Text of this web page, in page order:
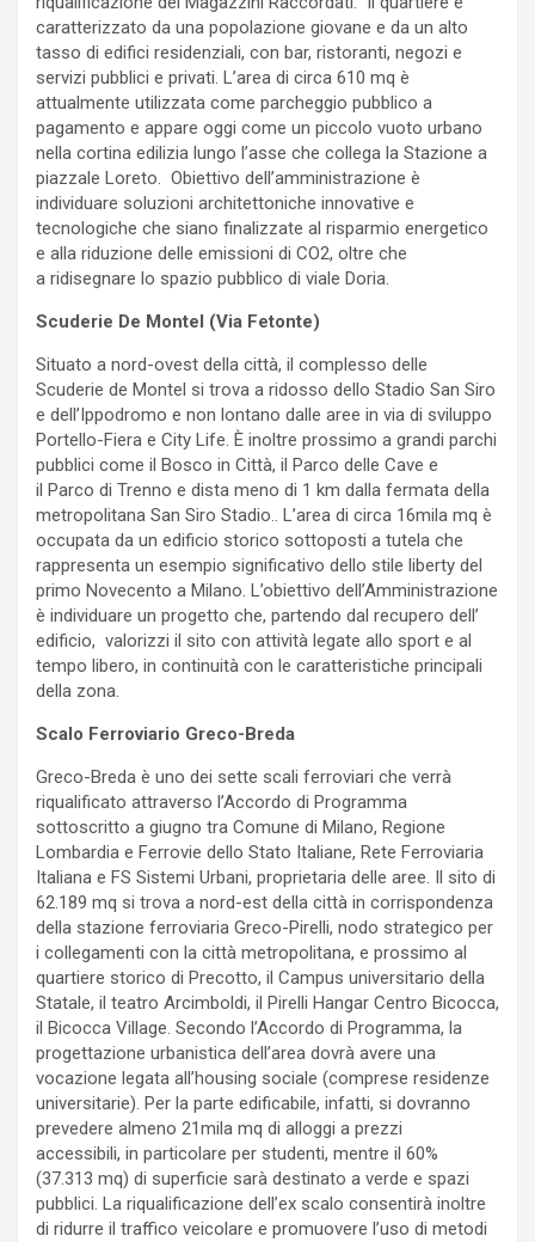
caratterizzato da una popolazione giovane e da un alto
tasso di edifici residenziali, con bar, ristoranti, negozi e
servizi pubblici e privati. L’area di circa 610 mq è
attualmente utilizzata come parcheggio pubblico a
pagamento e appare oggi come un piccolo vuoto urbano
nella cortina edilizia lungo l’asse che collega la Stazione a
piazzale Loreto. Obiettivo dell’amministrazione è
individuare soluzioni architettoniche innovative e
tecnologiche che siano finalizzate al risparmio energetico
e alla riduzione delle emissioni di CO2, oltre che
a ridisegnare lo spazio pubblico di viale Doria.
Scuderie De Montel (Via Fetonte)
Situato a nord-ovest della città, il complesso delle
Scuderie de Montel si trova a ridosso dello Stadio San Siro
e dell’Ippodromo e non lontano dalle aree in via di sviluppo
Portello-Fiera e City Life. È inoltre prossimo a grandi parchi
pubblici come il Bosco in Città, il Parco delle Cave e
il Parco di Trenno e dista meno di 1 km dalla fermata della
metropolitana San Siro Stadio.. L’area di circa 16mila mq è
occupata da un edificio storico sottoposti a tutela che
rappresenta un esempio significativo dello stile liberty del
primo Novecento a Milano. L’obiettivo dell’Amministrazione
è individuare un progetto che, partendo dal recupero dell’
edificio, valorizzi il sito con attività legate allo sport e al
tempo libero, in continuità con le caratteristiche principali
della zona.
Scalo Ferroviario Greco-Breda
Greco-Breda è uno dei sette scali ferroviari che verrà
riqualificato attraverso l’Accordo di Programma
sottoscritto a giugno tra Comune di Milano, Regione
Lombardia e Ferrovie dello Stato Italiane, Rete Ferroviaria
Italiana e FS Sistemi Urbani, proprietaria delle aree. Il sito di
62.189 mq si trova a nord-est della città in corrispondenza
della stazione ferroviaria Greco-Pirelli, nodo strategico per
i collegamenti con la città metropolitana, e prossimo al
quartiere storico di Precotto, il Campus universitario della
Statale, il teatro Arcimboldi, il Pirelli Hangar Centro Bicocca,
il Bicocca Village. Secondo l’Accordo di Programma, la
progettazione urbanistica dell’area dovrà avere una
vocazione legata all’housing sociale (comprese residenze
universitarie). Per la parte edificabile, infatti, si dovranno
prevedere almeno 21mila mq di alloggi a prezzi
accessibili, in particolare per studenti, mentre il 60%
(37.313 mq) di superficie sarà destinato a verde e spazi
pubblici. La riqualificazione dell’ex scalo consentirà inoltre
di ridurre il traffico veicolare e promuovere l’uso di metodi